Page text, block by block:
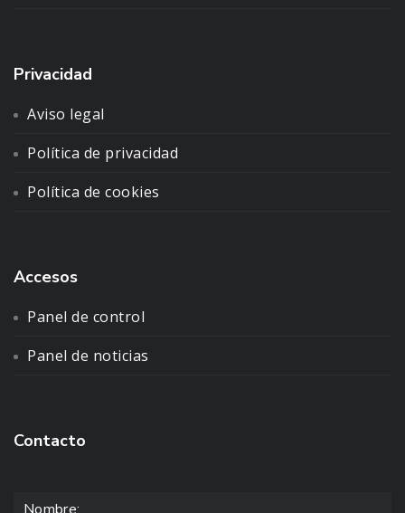
Privacidad
Aviso legal
Política de privacidad
Política de cookies
Accesos
Panel de control
Panel de noticias
Contacto